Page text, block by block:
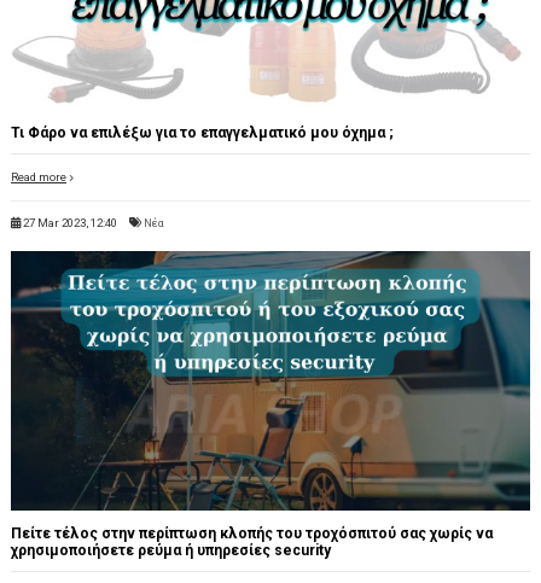
Τι Φάρο να επιλέξω για το επαγγελματικό μου όχημα ;
Read more
27 Mar 2023, 12:40 Νέα
Πείτε τέλος στην περίπτωση κλοπής του τροχόσπιτού σας χωρίς να
χρησιμοποιήσετε ρεύμα ή υπηρεσίες security